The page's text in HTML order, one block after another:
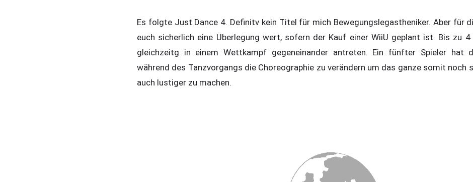
Es folgte Just Dance 4. Definitv kein Titel für mich Bewegungslegastheniker. Aber für
euch sicherlich eine Überlegung wert, sofern der Kauf einer WiiU geplant ist. Bis zu 4
gleichzeitg in einem Wettkampf gegeneinander antreten. Ein fünfter Spieler hat
während des Tanzvorgangs die Choreographie zu verändern um das ganze somit noch
auch lustiger zu machen.